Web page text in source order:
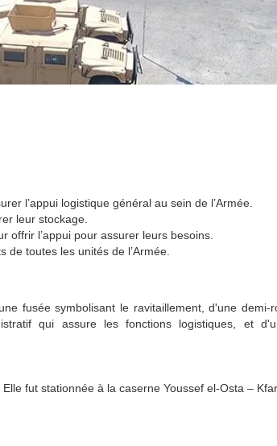
l’appui logistique général au sein de l’Armée.
leur stockage.
offrir l’appui pour assurer leurs besoins.
toutes les unités de l’Armée.
fusée symbolisant le ravitaillement, d'une demi-
qui assure les fonctions logistiques, et
fut stationnée à la caserne Youssef el-Osta –